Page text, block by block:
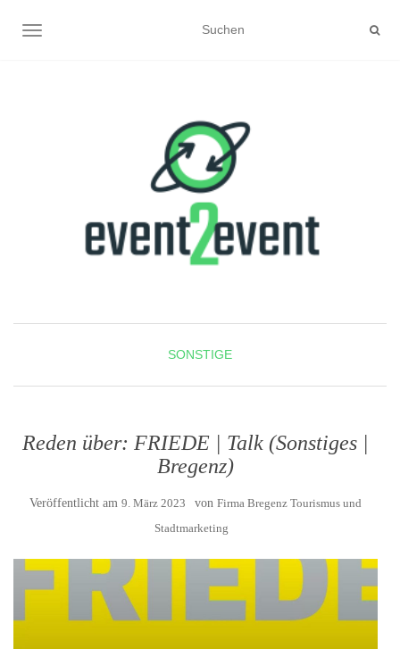
NAVIGATION UMSCHALTEN
SONSTIGE
Reden über: FRIEDE | Talk (Sonstiges |
Bregenz)
Veröffentlicht am 9. März 2023 von Firma Bregenz Tourismus und
Stadtmarketing